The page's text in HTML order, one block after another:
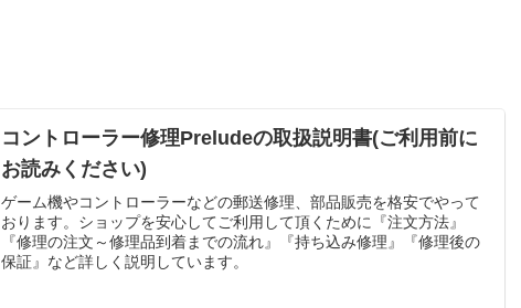
コントローラー修理Preludeの取扱説明書(ご利用前に
お読みください)
ゲーム機やコントローラーなどの郵送修理、部品販売を格安でやって
おります。ショップを安心してご利用して頂くために『注文方法』
『修理の注文～修理品到着までの流れ』『持ち込み修理』『修理後の
保証』など詳しく説明しています。